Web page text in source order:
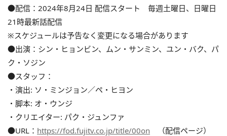
●配信：2024年8月24日 配信スタート 毎週土曜日、日曜日
21時最新話配信
※スケジュールは予告なく変更になる場合があります
●出演：シン・ヒョンビン、ムン・サンミン、ユン・バク、パ
ク・ソジン
●スタッフ：
・演出: ソ・ミンジョン／ペ・ヒヨン
・脚本: オ・ウンジ
・クリエイター: パク・ジュンファ
●URL： https://fod.fujitv.co.jp/title/00on （配信ページ）